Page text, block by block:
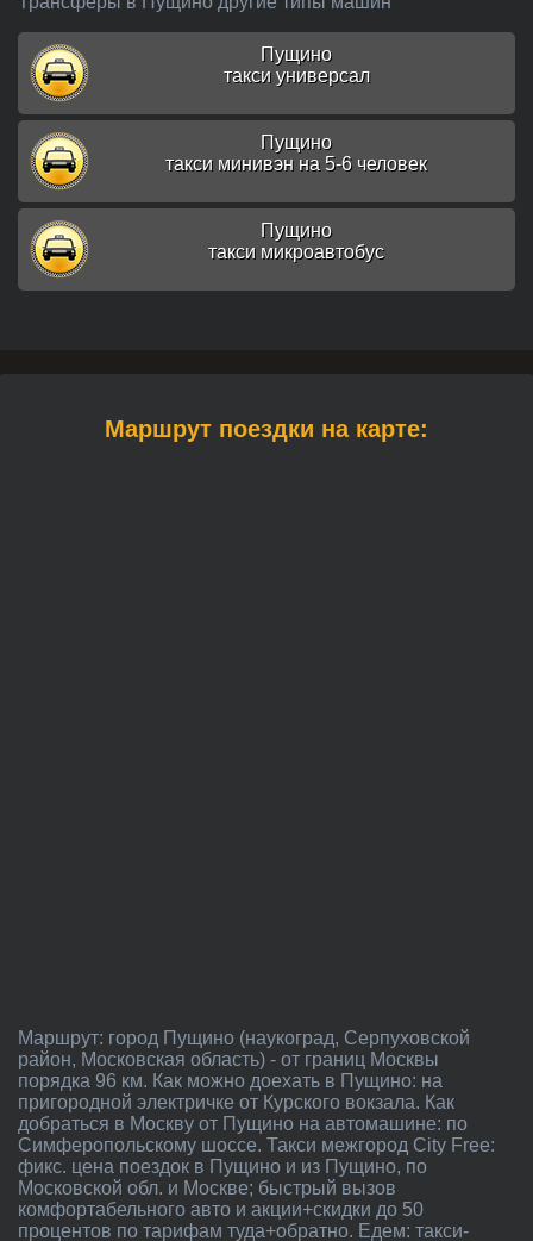
Пущино
такси универсал
Пущино
такси минивэн на 5-6 человек
Пущино
такси микроавтобус
Маршрут поездки на карте:
Маршрут: город Пущино (наукоград, Серпуховской
район, Московская область) - от границ Москвы
порядка 96 км. Как можно доехать в Пущино: на
пригородной электричке от Курского вокзала. Как
добраться в Москву от Пущино на автомашине: по
Симферопольскому шоссе. Такси межгород City Free:
фикс. цена поездок в Пущино и из Пущино, по
Московской обл. и Москве; быстрый вызов
комфортабельного авто и акции+скидки до 50
процентов по тарифам туда+обратно. Едем: такси-